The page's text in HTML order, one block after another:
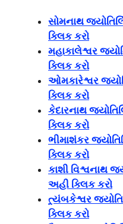
સોમનાથ
ક્લિક કરો
મહાકાલેશ્વર
ક્લિક કરો
ઓમકારેશ્વર
ક્લિક કરો
કેદારનાથ
ક્લિક કરો
ભીમાશંકર
ક્લિક કરો
કાશી વિશ્વનાથ
અહી ક્લિક કરો
ત્ર્યંબકેશ્વર
ક્લિક કરો